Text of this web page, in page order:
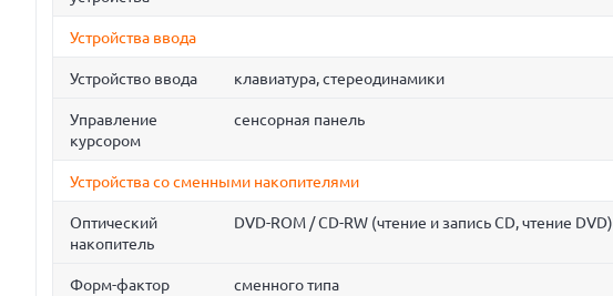
Устройства ввода
Устройство ввода клавиатура, стереодинамики
Управление
курсором
сенсорная панель
Устройства со сменными накопителями
Оптический
накопитель
DVD-ROM / CD-RW (чтение и запись CD, чтение DVD)
Форм-фактор сменного типа